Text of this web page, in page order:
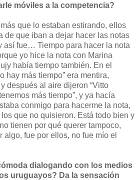
móviles a la competencia?
que lo estaban estirando, ellos
de que iban a dejar hacer las notas
así fue… Tiempo para hacer la nota
yo hice la nota con Marina
había tiempo también. En el
hay más tiempo” era mentira,
después al aire dijeron “Vitto
más tiempo”, y ya hacía
conmigo para hacerme la nota,
que no quisieron. Está todo bien y
tienen por qué querer tampoco,
algo, fue por ellos, no fue mío el
dialogando con los medios
uruguayos? Da la sensación